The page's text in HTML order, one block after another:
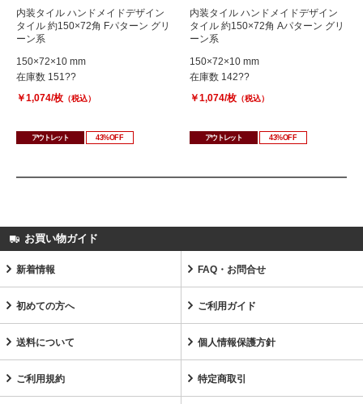
内装タイル ハンドメイドデザイン
タイル 約150×72角 Fパターン グリ
ーン系
150×72×10 mm
在庫数 151??
￥1,074/枚 （税込）
アウトレット 43%OFF
内装タイル ハンドメイドデザイン
タイル 約150×72角 Aパターン グリ
ーン系
150×72×10 mm
在庫数 142??
￥1,074/枚 （税込）
アウトレット 43%OFF
お買い物ガイド
新着情報 FAQ・お問合せ
初めての方へ ご利用ガイド
送料について 個人情報保護方針
ご利用規約 特定商取引